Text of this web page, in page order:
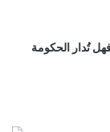
تُدار الحكومة